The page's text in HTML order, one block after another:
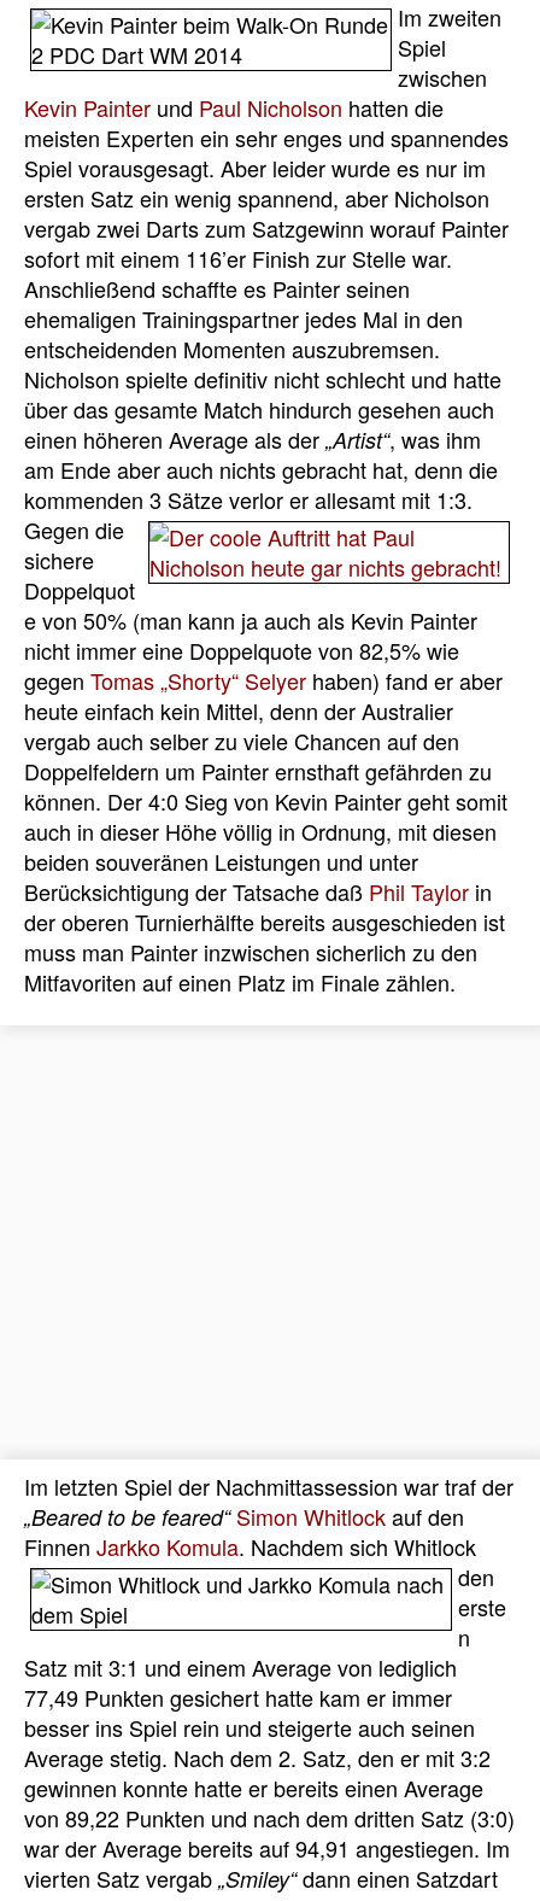
Im zweiten
Spiel
zwischen
Kevin Painter und Paul Nicholson hatten die
meisten Experten ein sehr enges und spannendes
Spiel vorausgesagt. Aber leider wurde es nur im
ersten Satz ein wenig spannend, aber Nicholson
vergab zwei Darts zum Satzgewinn worauf Painter
sofort mit einem 116’er Finish zur Stelle war.
Anschließend schaffte es Painter seinen
ehemaligen Trainingspartner jedes Mal in den
entscheidenden Momenten auszubremsen.
Nicholson spielte definitiv nicht schlecht und hatte
über das gesamte Match hindurch gesehen auch
einen höheren Average als der „Artist“, was ihm
am Ende aber auch nichts gebracht hat, denn die
kommenden 3 Sätze verlor er allesamt mit 1:3.
Gegen die
sichere
Doppelquot
e von 50% (man kann ja auch als Kevin Painter
nicht immer eine Doppelquote von 82,5% wie
gegen Tomas „Shorty“ Selyer haben) fand er aber
heute einfach kein Mittel, denn der Australier
vergab auch selber zu viele Chancen auf den
Doppelfeldern um Painter ernsthaft gefährden zu
können. Der 4:0 Sieg von Kevin Painter geht somit
auch in dieser Höhe völlig in Ordnung, mit diesen
beiden souveränen Leistungen und unter
Berücksichtigung der Tatsache daß Phil Taylor in
der oberen Turnierhälfte bereits ausgeschieden ist
muss man Painter inzwischen sicherlich zu den
Mitfavoriten auf einen Platz im Finale zählen.
Im letzten Spiel der Nachmittassession war traf der
„Beared to be feared“ Simon Whitlockauf den
Finnen Jarkko Komula. Nachdem sich Whitlock
den
erste
n
Satz mit 3:1 und einem Average von lediglich
77,49 Punkten gesichert hatte kam er immer
besser ins Spiel rein und steigerte auch seinen
Average stetig. Nach dem 2. Satz, den er mit 3:2
gewinnen konnte hatte er bereits einen Average
von 89,22 Punkten und nach dem dritten Satz (3:0)
war der Average bereits auf 94,91 angestiegen. Im
vierten Satz vergab „Smiley“dann einen Satzdart